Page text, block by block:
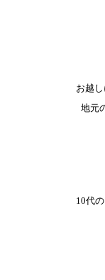
お越
地元
10代